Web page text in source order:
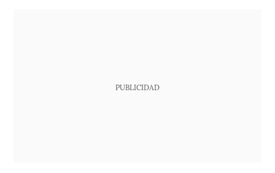
PUBLICIDAD